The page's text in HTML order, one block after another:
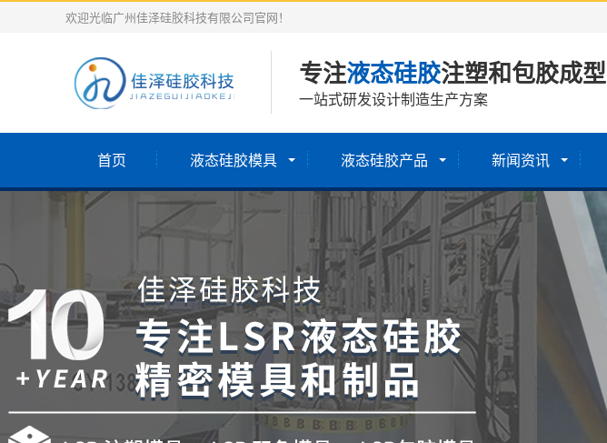
欢迎光临广州佳泽硅胶科技有限公司官网！
专注液态硅胶注塑和包胶成型
一站式研发设计制造生产方案
首页 液态硅胶模具 液态硅胶产品 新闻资讯